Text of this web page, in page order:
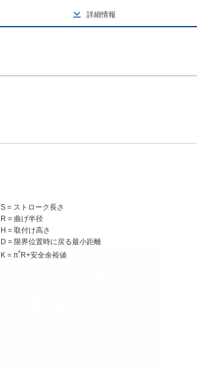
詳細情報
S = ストローク長さ
R = 曲げ半径
H = 取付け高さ
D = 限界位置時に戻る最小距離
K = π*R+安全余裕値